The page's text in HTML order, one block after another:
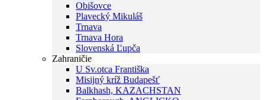
Obišovce
Plavecký Mikuláš
Trnava
Trnava Hora
Slovenská Ľupča
Zahraničie
U Sv.otca Františka
Misijný kríž Budapešť
Balkhash, KAZACHSTAN